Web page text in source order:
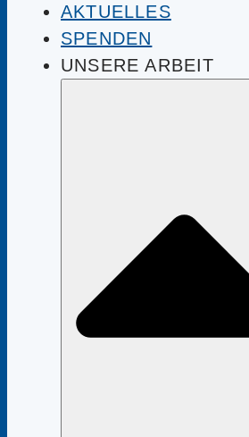
AKTUELLES
SPENDEN
UNSERE ARBEIT